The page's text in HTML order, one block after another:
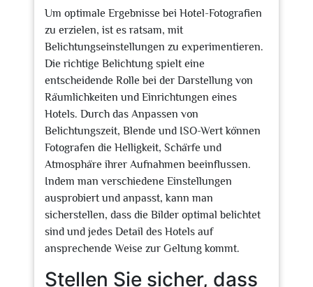
Um optimale Ergebnisse bei Hotel-Fotografien
zu erzielen, ist es ratsam, mit
Belichtungseinstellungen zu experimentieren.
Die richtige Belichtung spielt eine
entscheidende Rolle bei der Darstellung von
Räumlichkeiten und Einrichtungen eines
Hotels. Durch das Anpassen von
Belichtungszeit, Blende und ISO-Wert können
Fotografen die Helligkeit, Schärfe und
Atmosphäre ihrer Aufnahmen beeinflussen.
Indem man verschiedene Einstellungen
ausprobiert und anpasst, kann man
sicherstellen, dass die Bilder optimal belichtet
sind und jedes Detail des Hotels auf
ansprechende Weise zur Geltung kommt.
Stellen Sie sicher, dass